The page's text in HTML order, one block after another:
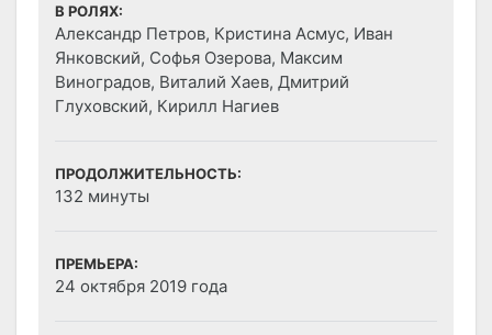
В РОЛЯХ:
Александр Петров, Кристина Асмус, Иван
Янковский, Софья Озерова, Максим
Виноградов, Виталий Хаев, Дмитрий
Глуховский, Кирилл Нагиев
ПРОДОЛЖИТЕЛЬНОСТЬ:
132 минуты
ПРЕМЬЕРА:
24 октября 2019 года